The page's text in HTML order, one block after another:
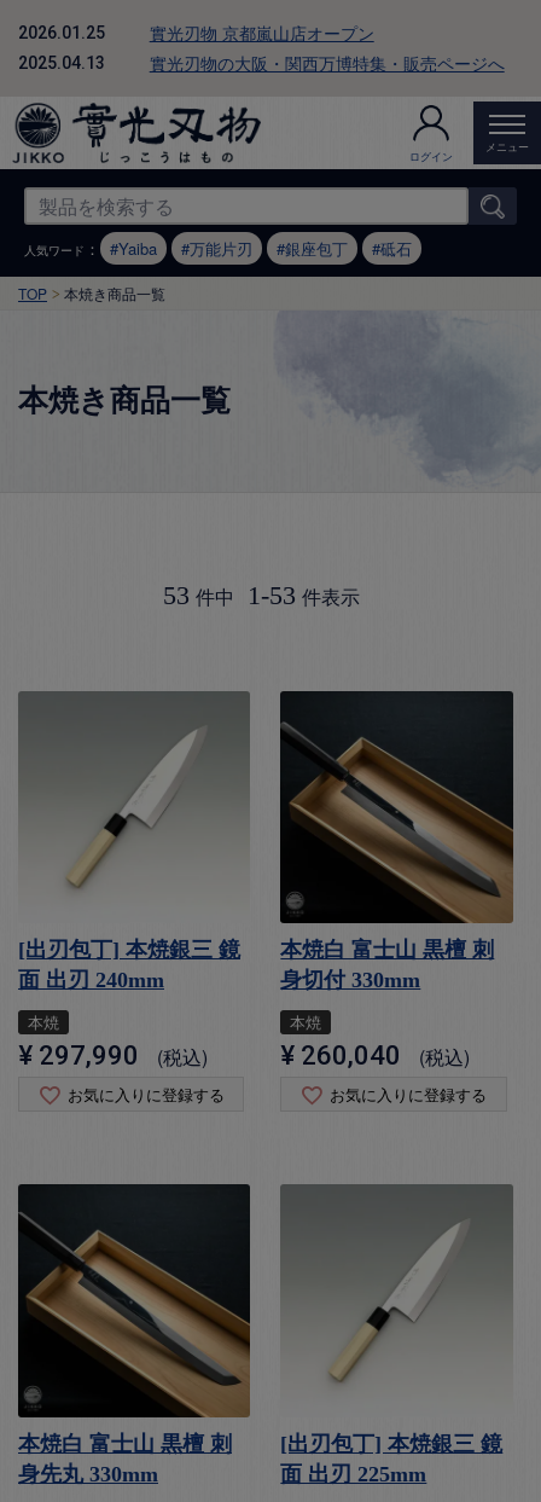
2026.01.25 實光刃物 京都嵐山店オープン
2025.04.13 實光刃物の大阪・関西万博特集・販売ページへ
ログイン
メニュー
人気ワード ： Yaiba 万能片刃 銀座包丁 砥石
TOP 本焼き商品一覧
本焼き商品一覧
53 件中 1-53 件表示
[出刃包丁] 本焼銀三 鏡
面 出刃 240mm
本焼
¥ 297,990 税込
お気に入りに登録する
本焼白 富士山 黒檀 刺
身切付 330mm
本焼
¥ 260,040 税込
お気に入りに登録する
本焼白 富士山 黒檀 刺
身先丸 330mm
[出刃包丁] 本焼銀三 鏡
面 出刃 225mm